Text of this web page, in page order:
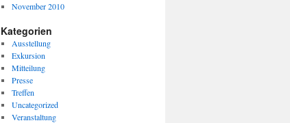
November 2010
Kategorien
Ausstellung
Exkursion
Mitteilung
Presse
Treffen
Uncategorized
Veranstaltung